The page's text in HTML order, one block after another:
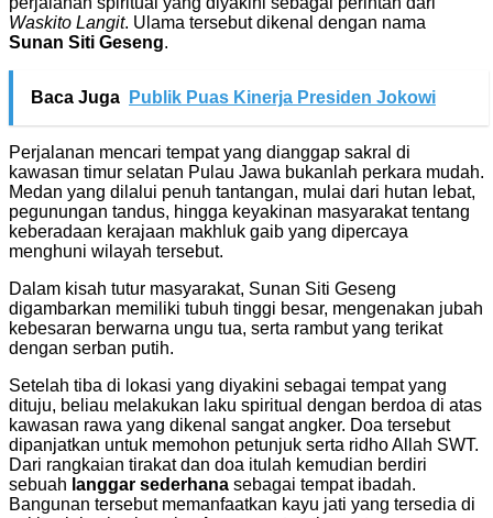
Waskito Langit. Ulama tersebut dikenal dengan nama
Sunan Siti Geseng.
Baca Juga Publik Puas Kinerja Presiden Jokowi
Perjalanan mencari tempat yang dianggap sakral di
kawasan timur selatan Pulau Jawa bukanlah perkara mudah.
Medan yang dilalui penuh tantangan, mulai dari hutan lebat,
pegunungan tandus, hingga keyakinan masyarakat tentang
keberadaan kerajaan makhluk gaib yang dipercaya
menghuni wilayah tersebut.
Dalam kisah tutur masyarakat, Sunan Siti Geseng
digambarkan memiliki tubuh tinggi besar, mengenakan jubah
kebesaran berwarna ungu tua, serta rambut yang terikat
dengan serban putih.
Setelah tiba di lokasi yang diyakini sebagai tempat yang
dituju, beliau melakukan laku spiritual dengan berdoa di atas
kawasan rawa yang dikenal sangat angker. Doa tersebut
dipanjatkan untuk memohon petunjuk serta ridho Allah SWT.
Dari rangkaian tirakat dan doa itulah kemudian berdiri
sebuah langgar sederhana sebagai tempat ibadah.
Bangunan tersebut memanfaatkan kayu jati yang tersedia di